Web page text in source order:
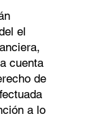
el
cuenta
de
a lo